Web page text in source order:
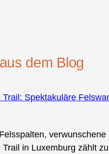
dem Blog
Trail: Spektakuläre
Trail in Luxemburg zählt